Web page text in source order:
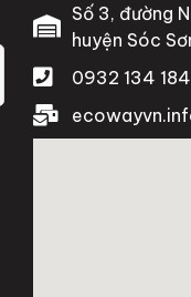
Số 3, đường
huyện Sóc
0932 134 184